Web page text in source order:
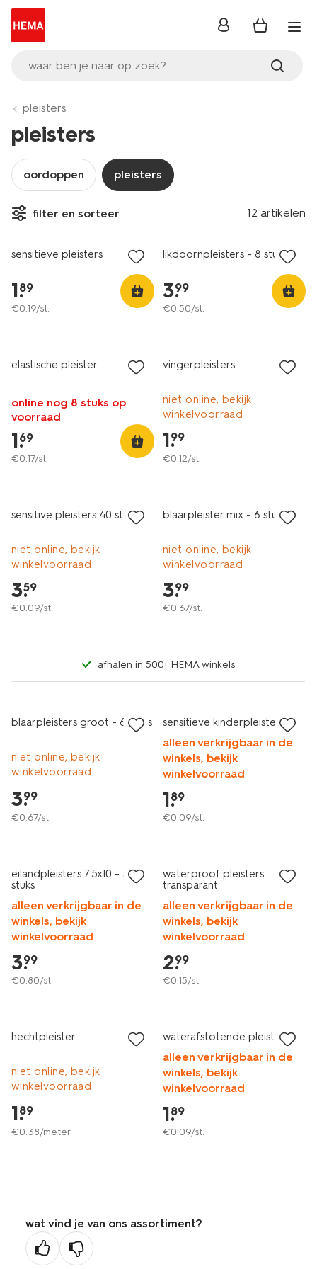
waar ben je naar op zoek?
inloggen
pleisters
pleisters
oordoppen pleisters
filter en sorteer 12 artikelen
sensitieve pleisters
1.
89
€0.19/st.
likdoornpleisters - 8 stuks
3.
99
€0.50/st.
elastische pleister
online nog 8 stuks op
voorraad
1.
69
€0.17/st.
vingerpleisters
niet online, bekijk
winkelvoorraad
1.
99
€0.12/st.
sensitive pleisters 40 stuks
niet online, bekijk
winkelvoorraad
3.
59
€0.09/st.
blaarpleister mix - 6 stuks
niet online, bekijk
winkelvoorraad
3.
99
€0.67/st.
afhalen in 500+ HEMA winkels
blaarpleisters groot - 6 stuks
niet online, bekijk
winkelvoorraad
3.
99
€0.67/st.
sensitieve kinderpleisters
alleen verkrijgbaar in de
winkels, bekijk
winkelvoorraad
1.
89
€0.09/st.
eilandpleisters 7.5x10 - 5
stuks
alleen verkrijgbaar in de
winkels, bekijk
winkelvoorraad
3.
99
€0.80/st.
waterproof pleisters
transparant
alleen verkrijgbaar in de
winkels, bekijk
winkelvoorraad
2.
99
€0.15/st.
hechtpleister
niet online, bekijk
winkelvoorraad
1.
89
€0.38/meter
waterafstotende pleisters
alleen verkrijgbaar in de
winkels, bekijk
winkelvoorraad
1.
89
€0.09/st.
wat vind je van ons assortiment?